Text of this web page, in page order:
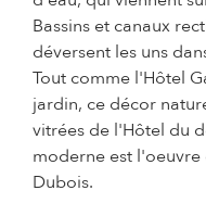
Bassins et canaux
déversent les uns
Tout comme l'Hôtel
jardin, ce décor
vitrées de l'Hôtel du
moderne est
Dubois.